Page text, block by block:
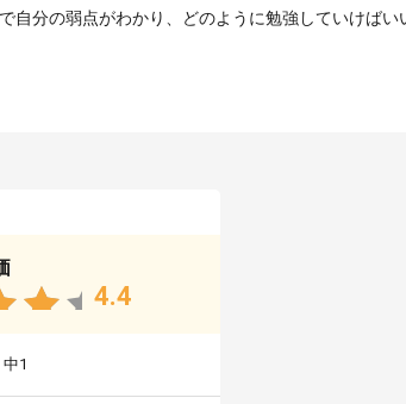
自分の弱点がわかり、どのように勉強していけばい
4.4
中1